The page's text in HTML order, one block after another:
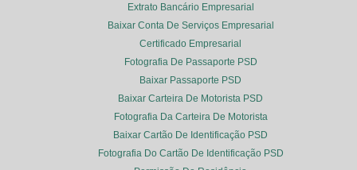
Extrato Bancário Empresarial
Baixar Conta De Serviços Empresarial
Certificado Empresarial
Fotografia De Passaporte PSD
Baixar Passaporte PSD
Baixar Carteira De Motorista PSD
Fotografia Da Carteira De Motorista
Baixar Cartão De Identificação PSD
Fotografia Do Cartão De Identificação PSD